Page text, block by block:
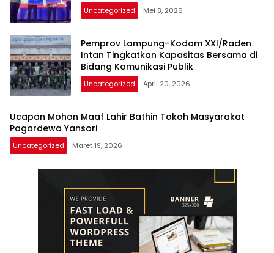
Uncategorized Mei 8, 2026
Pemprov Lampung–Kodam XXI/Raden
Intan Tingkatkan Kapasitas Bersama di
Bidang Komunikasi Publik
Uncategorized April 20, 2026
Ucapan Mohon Maaf Lahir Bathin Tokoh Masyarakat
Pagardewa Yansori
Uncategorized Maret 19, 2026